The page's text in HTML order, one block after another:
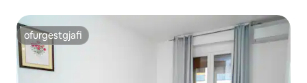
ofurgestgjafi
ofurgestgjafi